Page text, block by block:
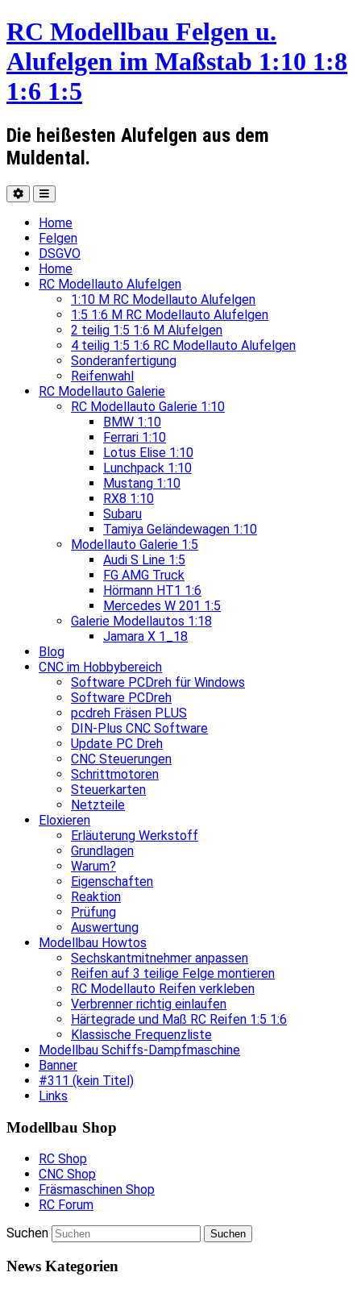
RC Modellbau Felgen u.
Alufelgen im Maßstab 1:10 1:8
1:6 1:5
Die heißesten Alufelgen aus dem
Muldental.
Home
Felgen
DSGVO
Home
RC Modellauto Alufelgen
1:10 M RC Modellauto Alufelgen
1:5 1:6 M RC Modellauto Alufelgen
2 teilig 1:5 1:6 M Alufelgen
4 teilig 1:5 1:6 RC Modellauto Alufelgen
Sonderanfertigung
Reifenwahl
RC Modellauto Galerie
RC Modellauto Galerie 1:10
BMW 1:10
Ferrari 1:10
Lotus Elise 1:10
Lunchpack 1:10
Mustang 1:10
RX8 1:10
Subaru
Tamiya Geländewagen 1:10
Modellauto Galerie 1:5
Audi S Line 1:5
FG AMG Truck
Hörmann HT1 1:6
Mercedes W 201 1:5
Galerie Modellautos 1:18
Jamara X 1_18
Blog
CNC im Hobbybereich
Software PCDreh für Windows
Software PCDreh
pcdreh Fräsen PLUS
DIN-Plus CNC Software
Update PC Dreh
CNC Steuerungen
Schrittmotoren
Steuerkarten
Netzteile
Eloxieren
Erläuterung Werkstoff
Grundlagen
Warum?
Eigenschaften
Reaktion
Prüfung
Auswertung
Modellbau Howtos
Sechskantmitnehmer anpassen
Reifen auf 3 teilige Felge montieren
RC Modellauto Reifen verkleben
Verbrenner richtig einlaufen
Härtegrade und Maß RC Reifen 1:5 1:6
Klassische Frequenzliste
Modellbau Schiffs-Dampfmaschine
Banner
#311 (kein Titel)
Links
Modellbau Shop
RC Shop
CNC Shop
Fräsmaschinen Shop
RC Forum
Suchen
News Kategorien